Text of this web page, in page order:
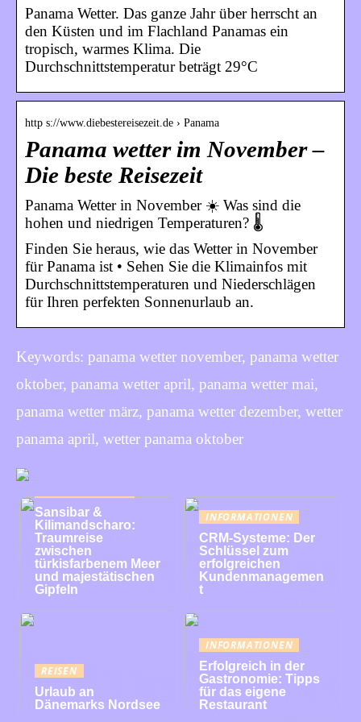
Panama Wetter. Das ganze Jahr über herrscht an
den Küsten und im Flachland Panamas ein
tropisch, warmes Klima. Die
Durchschnittstemperatur beträgt 29°C
http s://www.diebestereisezeit.de › Panama
Panama wetter im November –
Die beste Reisezeit
Panama Wetter in November ☀️ Was sind die
hohen und niedrigen Temperaturen? 🌡️
Finden Sie heraus, wie das Wetter in November
für Panama ist • Sehen Sie die Klimainfos mit
Durchschnittstemperaturen und Niederschlägen
für Ihren perfekten Sonnenurlaub an.
Keywords: panama wetter november, panama wetter
oktober, panama wetter april, panama wetter mai,
panama wetter märz, panama wetter dezember, wetter
panama april, wetter panama oktober
Sansibar &
Kilimandscharo:
Traumreise
zwischen
türkisfarbenem Meer
und majestätischen
Gipfeln
INFORMATIONEN
CRM-Systeme: Der
Schlüssel zum
erfolgreichen
Kundenmanagemen
t
REISEN
Urlaub an
Dänemarks Nordsee
INFORMATIONEN
Erfolgreich in der
Gastronomie: Tipps
für das eigene
Restaurant